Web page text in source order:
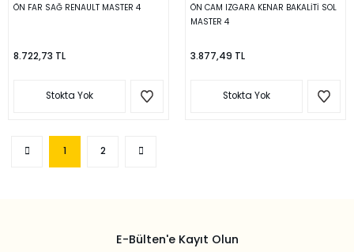
ÖN FAR SAĞ RENAULT MASTER 4
8.722,73 TL
Stokta Yok
ÖN CAM IZGARA KENAR BAKALİTİ SOL
MASTER 4
3.877,49 TL
Stokta Yok
1 2
E-Bülten'e Kayıt Olun